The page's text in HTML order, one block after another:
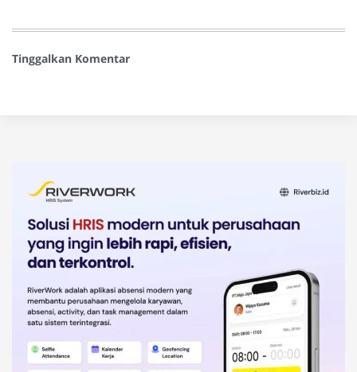
Tinggalkan Komentar